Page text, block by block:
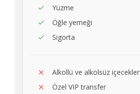
Yüzme
Öğle yemeği
Sigorta
Alkollü ve alkolsüz içecekler
Özel VIP transfer